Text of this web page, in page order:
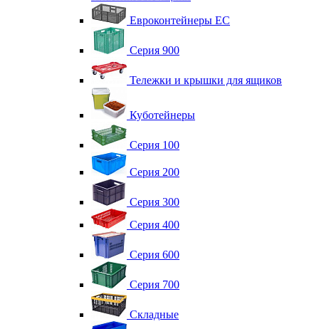
Евроконтейнеры ЕС
Серия 900
Тележки и крышки для ящиков
Куботейнеры
Серия 100
Серия 200
Серия 300
Серия 400
Серия 600
Серия 700
Складные